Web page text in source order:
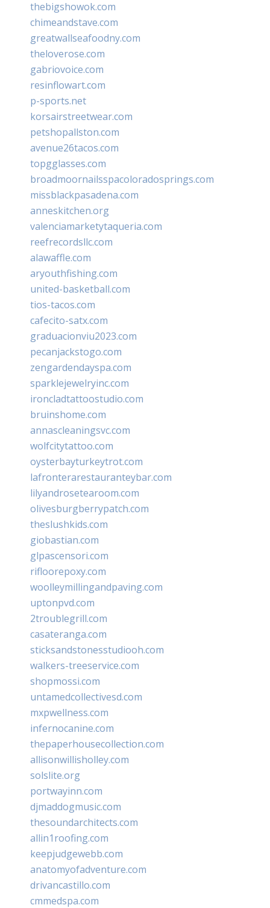
thebigshowok.com
chimeandstave.com
greatwallseafoodny.com
theloverose.com
gabriovoice.com
resinflowart.com
p-sports.net
korsairstreetwear.com
petshopallston.com
avenue26tacos.com
topgglasses.com
broadmoornailsspacoloradosprings.com
missblackpasadena.com
anneskitchen.org
valenciamarketytaqueria.com
reefrecordsllc.com
alawaffle.com
aryouthfishing.com
united-basketball.com
tios-tacos.com
cafecito-satx.com
graduacionviu2023.com
pecanjackstogo.com
zengardendayspa.com
sparklejewelryinc.com
ironcladtattoostudio.com
bruinshome.com
annascleaningsvc.com
wolfcitytattoo.com
oysterbayturkeytrot.com
lafronterarestauranteybar.com
lilyandrosetearoom.com
olivesburgberrypatch.com
theslushkids.com
giobastian.com
glpascensori.com
rifloorepoxy.com
woolleymillingandpaving.com
uptonpvd.com
2troublegrill.com
casateranga.com
sticksandstonesstudiooh.com
walkers-treeservice.com
shopmossi.com
untamedcollectivesd.com
mxpwellness.com
infernocanine.com
thepaperhousecollection.com
allisonwillisholley.com
solslite.org
portwayinn.com
djmaddogmusic.com
thesoundarchitects.com
allin1roofing.com
keepjudgewebb.com
anatomyofadventure.com
drivancastillo.com
cmmedspa.com